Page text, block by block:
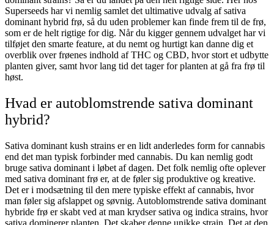
Superseeds har vi nemlig samlet det ultimative udvalg af sativa
dominant hybrid frø, så du uden problemer kan finde frem til de frø,
som er de helt rigtige for dig. Når du kigger gennem udvalget har vi
tilføjet den smarte feature, at du nemt og hurtigt kan danne dig et
overblik over frøenes indhold af THC og CBD, hvor stort et udbytte
planten giver, samt hvor lang tid det tager for planten at gå fra frø til
høst.
Hvad er autoblomstrende sativa dominant
hybrid?
Sativa dominant kush strains er en lidt anderledes form for cannabis
end det man typisk forbinder med cannabis. Du kan nemlig godt
bruge sativa dominant i løbet af dagen. Det folk nemlig ofte oplever
med sativa dominant frø er, at de føler sig produktive og kreative.
Det er i modsætning til den mere typiske effekt af cannabis, hvor
man føler sig afslappet og søvnig. Autoblomstrende sativa dominant
hybride frø er skabt ved at man krydser sativa og indica strains, hvor
sativa dominerer planten. Det skaber denne unikke strain. Det at den